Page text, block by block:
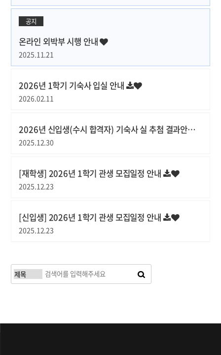
공지
온라인 외박부 시행 안내
2025.11.21
2026년 1학기 기숙사 입실 안내
2026.02.11
2026년 신입생(수시 합격자) 기숙사 실 추첨 결과안내
2025.12.30
[재학생] 2026년 1학기 관생 모집일정 안내
2025.12.23
[신입생] 2026년 1학기 관생 모집일정 안내
2025.12.23